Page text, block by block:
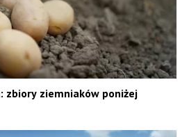
zbiory ziemniaków poniżej